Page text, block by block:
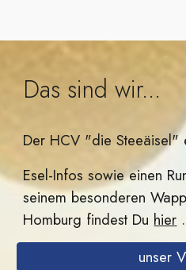
Das sind wir...
Der HCV "die Steeäisel"
Esel-Infos sowie einen
seinem besonderen
Homburg findest Du hier
unser